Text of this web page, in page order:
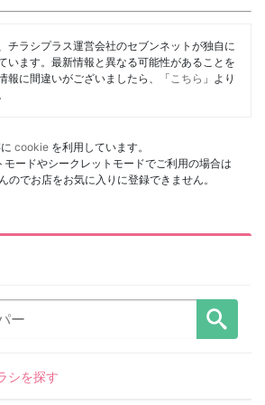
チラシプラス運営会社のセブンネットが独自に
います。最新情報と異なる可能性があることを
報に間違いがございましたら、「 こちら 」より
cookie を利用しています。
モードやシークレットモードでご利用の場合は
のでお店をお気に入りに登録できません。
シを探す